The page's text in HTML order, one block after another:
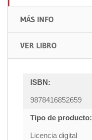
MÁS INFO
VER LIBRO
ISBN:
9878416852659
Tipo de producto:
Licencia digital